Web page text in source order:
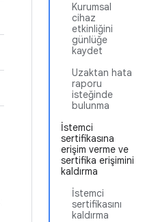
Kurumsal
cihaz
etkinliğini
günlüğe
kaydet
Uzaktan hata
raporu
isteğinde
bulunma
İstemci
sertifikasına
erişim verme ve
sertifika erişimini
kaldırma
İstemci
sertifikasını
kaldırma